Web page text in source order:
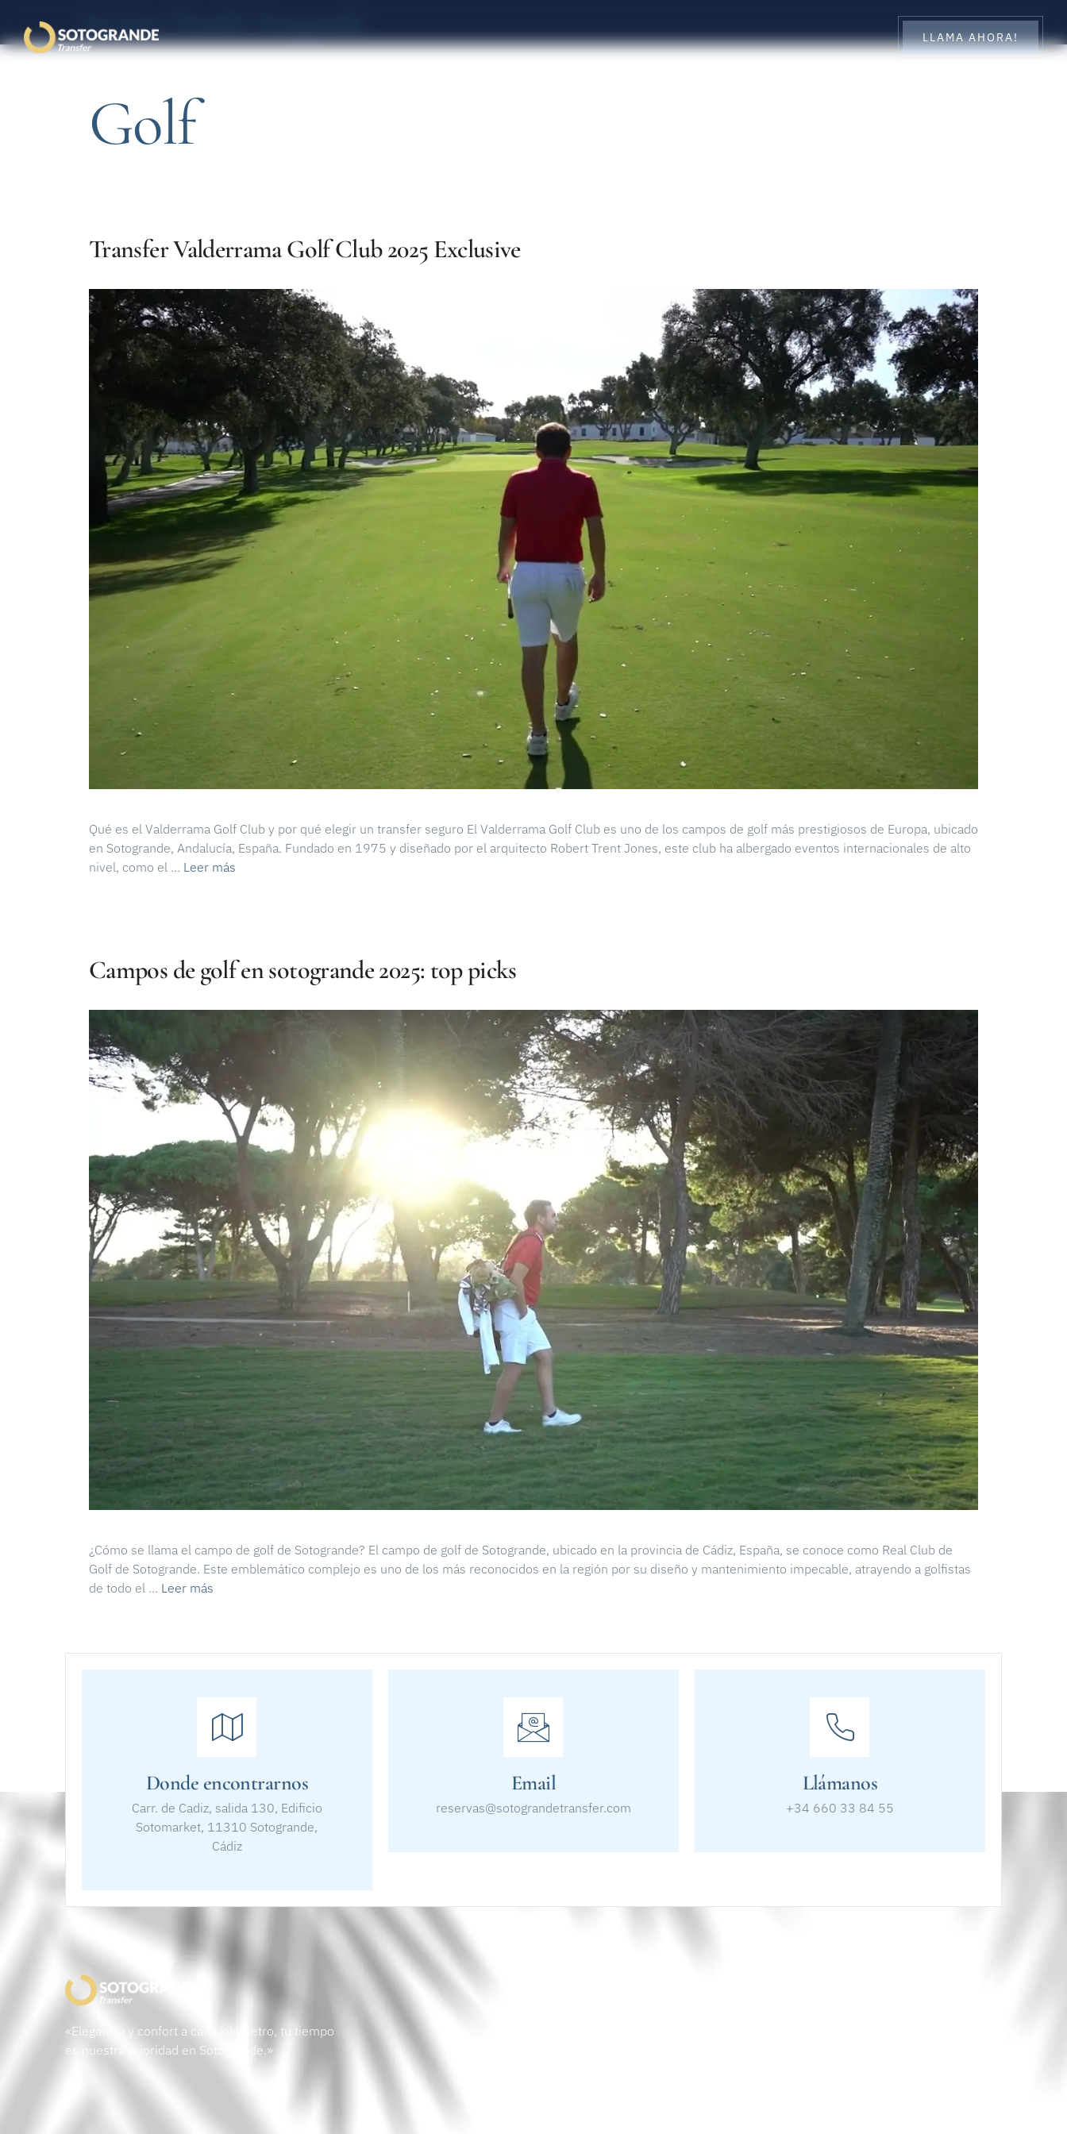
LLAMA AHORA!
Servicios Transfer Sotogrande
Golf
Transfer Valderrama Golf Club 2025 Exclusive
Qué es el Valderrama Golf Club y por qué elegir un transfer seguro El Valderrama Golf Club es uno de los campos de golf más prestigiosos de Europa, ubicado
en Sotogrande, Andalucía, España. Fundado en 1975 y diseñado por el arquitecto Robert Trent Jones, este club ha albergado eventos internacionales de alto
nivel, como el … Leer más
Campos de golf en sotogrande 2025: top picks
¿Cómo se llama el campo de golf de Sotogrande? El campo de golf de Sotogrande, ubicado en la provincia de Cádiz, España, se conoce como Real Club de
Golf de Sotogrande. Este emblemático complejo es uno de los más reconocidos en la región por su diseño y mantenimiento impecable, atrayendo a golfistas
de todo el … Leer más
Donde encontrarnos
Carr. de Cadiz, salida 130, Edificio
Sotomarket, 11310 Sotogrande,
Cádiz
Email
reservas@sotograndetransfer.com
Llámanos
+34 660 33 84 55
«Elegancia y confort a cada kilómetro, tu tiempo
es nuestra prioridad en Sotogrande.»